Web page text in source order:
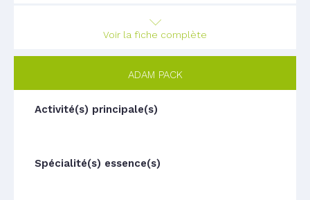
Voir la fiche complète
ADAM PACK